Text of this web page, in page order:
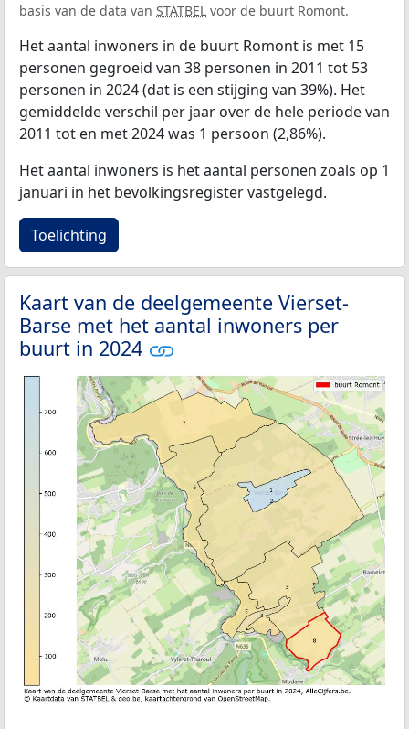
basis van de data van STATBEL voor de buurt Romont.
Het aantal inwoners in de buurt Romont is met 15
personen gegroeid van 38 personen in 2011 tot 53
personen in 2024 (dat is een stijging van 39%). Het
gemiddelde verschil per jaar over de hele periode van
2011 tot en met 2024 was 1 persoon (2,86%).
Het aantal inwoners is het aantal personen zoals op 1
januari in het bevolkingsregister vastgelegd.
Toelichting
Kaart van de deelgemeente Vierset-
Barse met het aantal inwoners per
buurt in 2024